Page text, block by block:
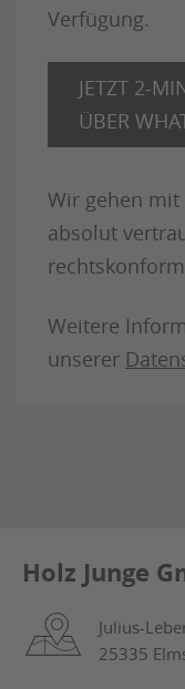
Verfügung.
JETZT 2-
ÜBER
Wir gehen
absolut
Weitere
unserer
Holz Junge
Julius-
25335